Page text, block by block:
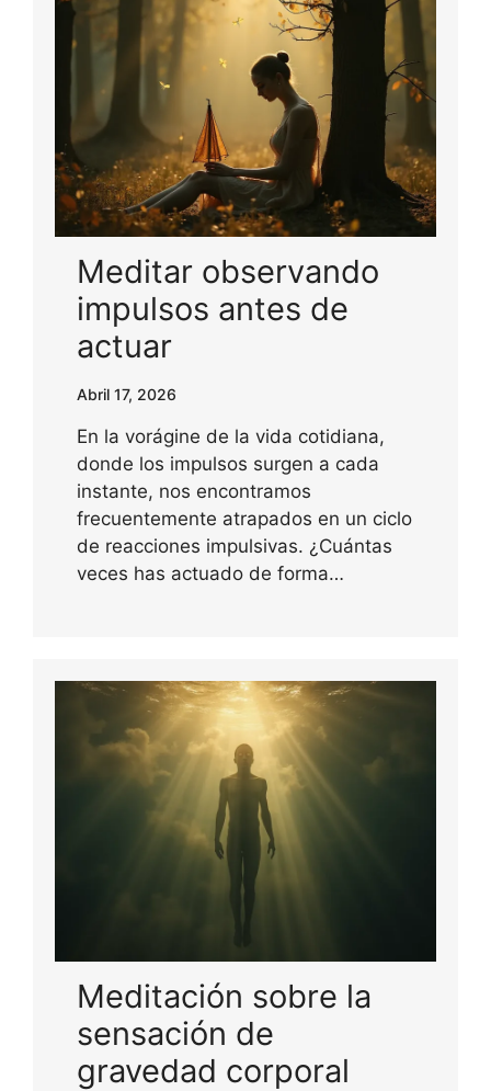
Meditar observando
impulsos antes de
actuar
Abril 17, 2026
En la vorágine de la vida cotidiana,
donde los impulsos surgen a cada
instante, nos encontramos
frecuentemente atrapados en un ciclo
de reacciones impulsivas. ¿Cuántas
veces has actuado de forma…
Meditación sobre la
sensación de
gravedad corporal